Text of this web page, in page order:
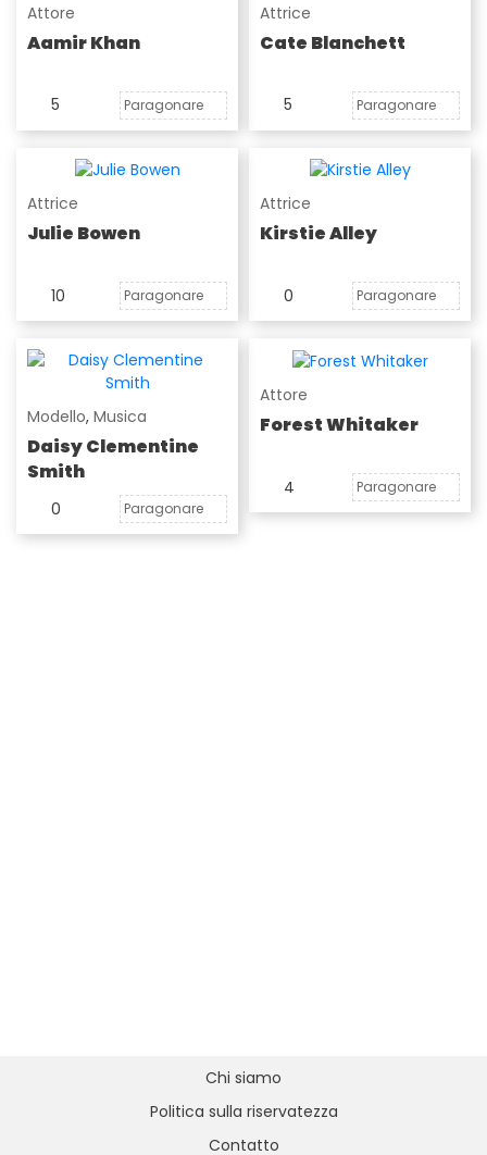
Attore
Aamir Khan
5 Paragonare
Attrice
Cate Blanchett
5 Paragonare
Attrice
Julie Bowen
10 Paragonare
Attrice
Kirstie Alley
0 Paragonare
Modello, Musica
Daisy Clementine
Smith
0 Paragonare
Attore
Forest Whitaker
4 Paragonare
Chi siamo
Politica sulla riservatezza
Contatto